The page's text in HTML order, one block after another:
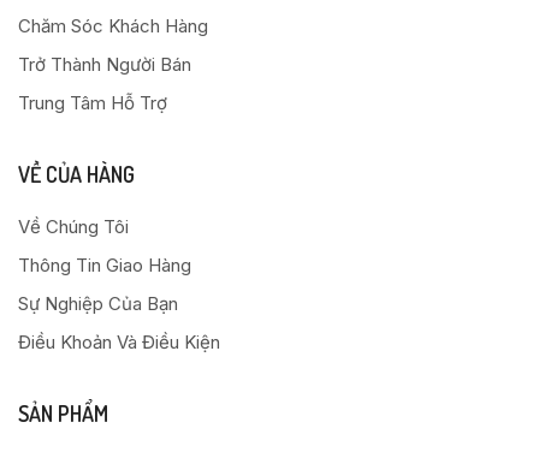
Chăm Sóc Khách Hàng
Trở Thành Người Bán
Trung Tâm Hỗ Trợ
VỀ CỦA HÀNG
Về Chúng Tôi
Thông Tin Giao Hàng
Sự Nghiệp Của Bạn
Điều Khoản Và Điều Kiện
SẢN PHẨM